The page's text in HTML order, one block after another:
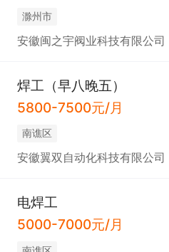
滁州市
安徽闽之宇阀业科技有限公司
焊工（早八晚五）
5800-7500元/月
南谯区
安徽翼双自动化科技有限公司
电焊工
5000-7000元/月